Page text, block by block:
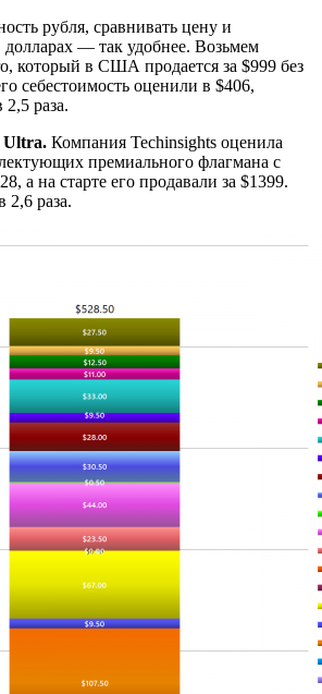
рубля, сравнивать цену и
долларах — так удобнее. Возьмем
который в США продается за $999 без
себестоимость оценили в $406,
2,5 раза.
Ultra. Компания Techinsights оценила
премиального флагмана с
а на старте его продавали за $1399.
2,6 раза.